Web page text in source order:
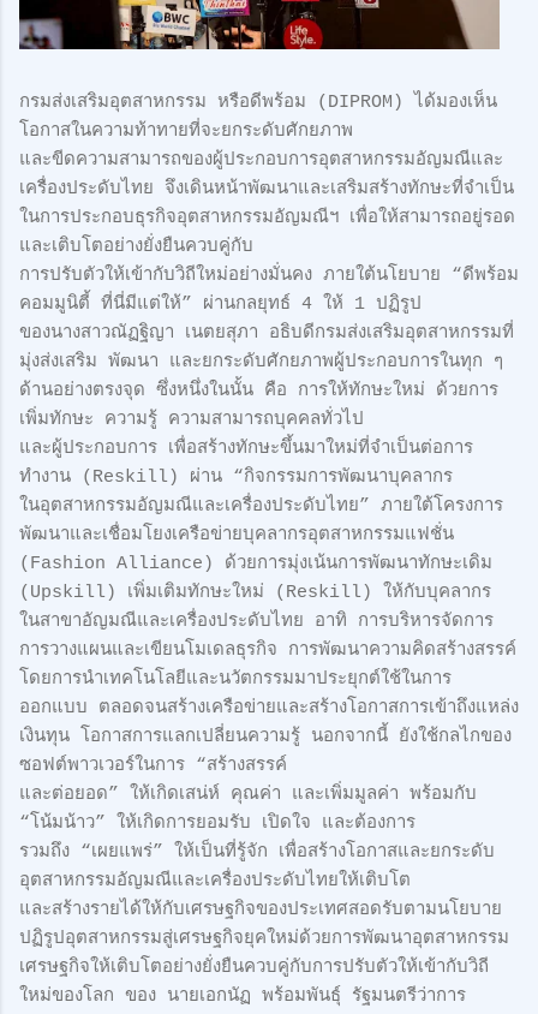
กรมส่งเสริมอุตสาหกรรม หรือดีพร้อม (DIPROM) ได้มองเห็น
โอกาสในความท้าทายที่จะยกระดับศักยภาพ
และขีดความสามารถของผู้ประกอบการอุตสาหกรรมอัญมณีและ
เครื่องประดับไทย จึงเดินหน้าพัฒนาและเสริมสร้างทักษะที่จำเป็น
ในการประกอบธุรกิจอุตสาหกรรมอัญมณีฯ เพื่อให้สามารถอยู่รอด
และเติบโตอย่างยั่งยืนควบคู่กับ
การปรับตัวให้เข้ากับวิถีใหม่อย่างมั่นคง ภายใต้นโยบาย “ดีพร้อม
คอมมูนิตี้ ที่นี่มีแต่ให้” ผ่านกลยุทธ์ 4 ให้ 1 ปฏิรูป
ของนางสาวณัฏฐิญา เนตยสุภา อธิบดีกรมส่งเสริมอุตสาหกรรมที่
มุ่งส่งเสริม พัฒนา และยกระดับศักยภาพผู้ประกอบการในทุก ๆ
ด้านอย่างตรงจุด ซึ่งหนึ่งในนั้น คือ การให้ทักษะใหม่ ด้วยการ
เพิ่มทักษะ ความรู้ ความสามารถบุคคลทั่วไป
และผู้ประกอบการ เพื่อสร้างทักษะขึ้นมาใหม่ที่จำเป็นต่อการ
ทำงาน (Reskill) ผ่าน “กิจกรรมการพัฒนาบุคลากร
ในอุตสาหกรรมอัญมณีและเครื่องประดับไทย” ภายใต้โครงการ
พัฒนาและเชื่อมโยงเครือข่ายบุคลากรอุตสาหกรรมแฟชั่น
(Fashion Alliance) ด้วยการมุ่งเน้นการพัฒนาทักษะเดิม
(Upskill) เพิ่มเติมทักษะใหม่ (Reskill) ให้กับบุคลากร
ในสาขาอัญมณีและเครื่องประดับไทย อาทิ การบริหารจัดการ
การวางแผนและเขียนโมเดลธุรกิจ การพัฒนาความคิดสร้างสรรค์
โดยการนำเทคโนโลยีและนวัตกรรมมาประยุกต์ใช้ในการ
ออกแบบ ตลอดจนสร้างเครือข่ายและสร้างโอกาสการเข้าถึงแหล่ง
เงินทุน โอกาสการแลกเปลี่ยนความรู้ นอกจากนี้ ยังใช้กลไกของ
ซอฟต์พาวเวอร์ในการ “สร้างสรรค์
และต่อยอด” ให้เกิดเสน่ห์ คุณค่า และเพิ่มมูลค่า พร้อมกับ
“โน้มน้าว” ให้เกิดการยอมรับ เปิดใจ และต้องการ
รวมถึง “เผยแพร่” ให้เป็นที่รู้จัก เพื่อสร้างโอกาสและยกระดับ
อุตสาหกรรมอัญมณีและเครื่องประดับไทยให้เติบโต
และสร้างรายได้ให้กับเศรษฐกิจของประเทศสอดรับตามนโยบาย
ปฏิรูปอุตสาหกรรมสู่เศรษฐกิจยุคใหม่ด้วยการพัฒนาอุตสาหกรรม
เศรษฐกิจให้เติบโตอย่างยั่งยืนควบคู่กับการปรับตัวให้เข้ากับวิถี
ใหม่ของโลก ของ นายเอกนัฏ พร้อมพันธุ์ รัฐมนตรีว่าการ